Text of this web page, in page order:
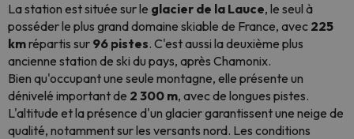
La station est située sur le glacier de la Lauce, le seul à
posséder le plus grand domaine skiable de France, avec 225
kmrépartis sur 96 pistes. C'est aussi la deuxième plus
ancienne station de ski du pays, après Chamonix.
Bien qu'occupant une seule montagne, elle présente un
dénivelé important de 2 300 m, avec de longues pistes.
L'altitude et la présence d'un glacier garantissent une neige de
qualité, notamment sur les versants nord. Les conditions